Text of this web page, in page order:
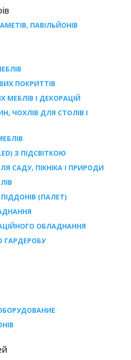
ПАВІЛЬЙОНІВ
ПОКРИТТІВ
МЕБЛІВ І ДЕКОРАЦІЙ
ЧОХЛІВ ДЛЯ СТОЛІВ І
З ПІДСВІТКОЮ
САДУ, ПІКНІКА І ПРИРОДИ
(ПАЛЕТ)
ОБЛАДНАННЯ
ГАРДЕРОБУ